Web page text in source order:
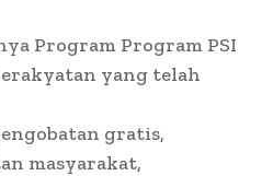
Program Program PSI
yang telah
gratis,
masyarakat,